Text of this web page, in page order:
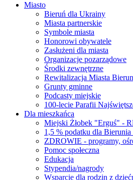
Miasto
Bieruń dla Ukrainy
Miasta partnerskie
Symbole miasta
Honorowi obywatele
Zasłużeni dla miasta
Organizacje pozarządowe
Środki zewnętrzne
Rewitalizacja Miasta
Grunty gminne
Podcasty miejskie
100-lecie Parafii
Dla mieszkańca
Miejski Żłobek "Erguś" -
1,5 % podatku dla
ZDROWIE - programy,
Pomoc społeczna
Edukacja
Stypendia/nagrody
Wsparcie dla rodzin z